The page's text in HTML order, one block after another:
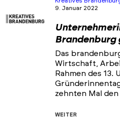
9. Januar 2022
Brandenburg
Das
Wirtschaft,
Rahmen des
zehnten Mal
WEITER